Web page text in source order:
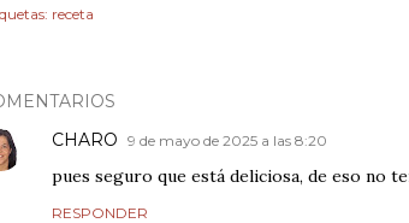
receta
CHARO 9 de mayo de 2025 a las 8:20
pues seguro que está deliciosa, de eso no
RESPONDER